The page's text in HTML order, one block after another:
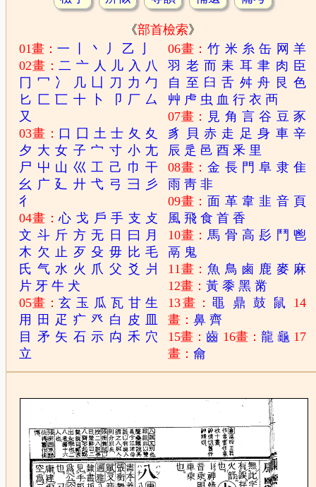
《部首檢索》
01畫：一 丶 丿 乙
02畫：二 亠 人 儿 入 八
冂 冖 冫 几 凵 刀 力 勹
匕 匚 匸 十 卜 卩 厂 厶
又
03畫： 口 囗 土 士 夂 夊
夕 大 女 子 宀 寸 小 尢
尸 屮 山 巛 工 己 巾 干
幺 广 廴 廾 弋 弓 彐
彡
彳
04畫：心 戈 戶 手 支 攴
文 斗 斤 方 无 日 曰 月
木 欠 止 歹 殳 毋 比 毛
氏 气 水 火 爪 父 爻 爿
片 牙 牛 犬
05畫：玄 玉 瓜 瓦 甘 生
用
田 疋 疒 癶 白 皮
目
矛 矢 石 示 禸 禾 穴
立
06畫：竹 米 糸 缶 网 羊
羽 老 而 耒 耳 聿 肉 臣
自 至 臼 舌 舛 舟 艮 色
艸 虍 虫 血 行 衣 襾
07畫： 見 角 言 谷 豆 豕
豸
貝 赤 走 足 身 車 辛
辰 辵 邑 酉 釆 里
08畫：金 長 門 阜 隶 隹
雨 靑 非
09畫： 面 革 韋 韭 音 頁
風 飛 食 首 香
10畫：馬 骨 高 髟 鬥 鬯
鬲 鬼
11畫：魚 鳥 鹵 鹿 麥 麻
12畫：黃 黍 黑 黹
13畫： 黽 鼎 鼓 鼠
14
畫：鼻 齊
15畫：齒 16畫： 龍 龜 17
畫：龠